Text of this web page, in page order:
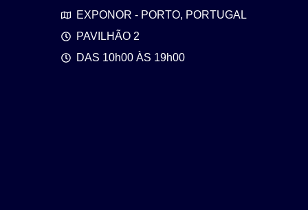
EXPONOR - PORTO, PORTUGAL
PAVILHÃO 2
DAS 10h00 ÀS 19h00